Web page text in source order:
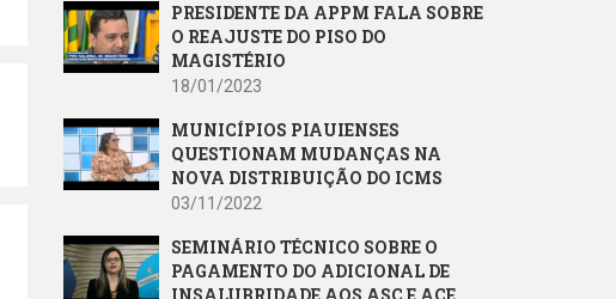
PRESIDENTE DA APPM FALA SOBRE
O REAJUSTE DO PISO DO
MAGISTÉRIO
18/01/2023
MUNICÍPIOS PIAUIENSES
QUESTIONAM MUDANÇAS NA
NOVA DISTRIBUIÇÃO DO ICMS
03/11/2022
SEMINÁRIO TÉCNICO SOBRE O
PAGAMENTO DO ADICIONAL DE